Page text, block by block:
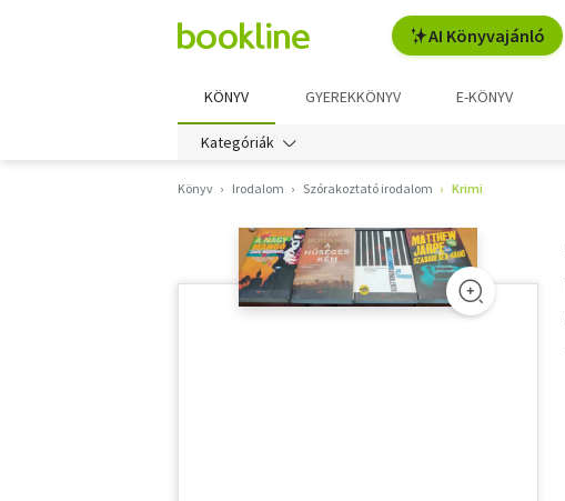
AI Könyvajánló
KÖNYV GYEREKKÖNYV E-KÖNYV
Kategóriák
Könyv Irodalom Szórakoztató irodalom Krimi